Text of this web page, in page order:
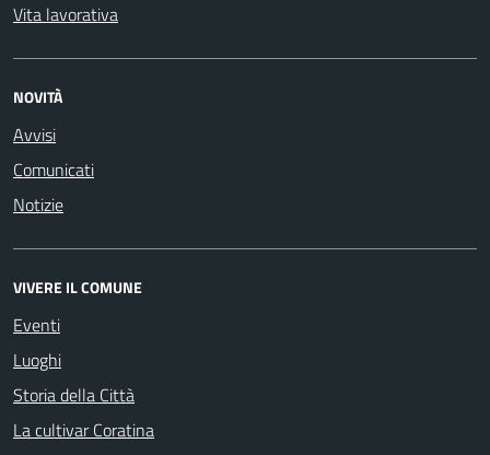
Vita lavorativa
NOVITÀ
Avvisi
Comunicati
Notizie
VIVERE IL COMUNE
Eventi
Luoghi
Storia della Città
La cultivar Coratina